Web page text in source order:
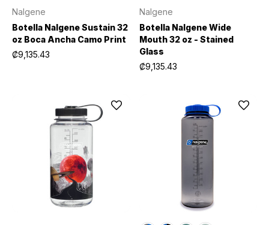
Nalgene
Botella Nalgene Sustain 32
oz Boca Ancha Camo Print
₡9,135.43
Nalgene
Botella Nalgene Wide
Mouth 32 oz - Stained
Glass
₡9,135.43